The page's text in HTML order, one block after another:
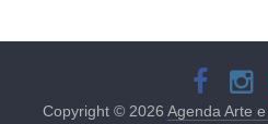
Copyright © 2026Agenda Arte